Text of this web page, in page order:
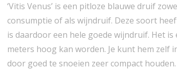
‘Vitis Venus’ is een pitloze blauwe druif
consumptie of als wijndruif. Deze soort
is daardoor een hele goede wijndruif. Het
meters hoog kan worden. Je kunt hem zelf
door goed te snoeien zeer compact